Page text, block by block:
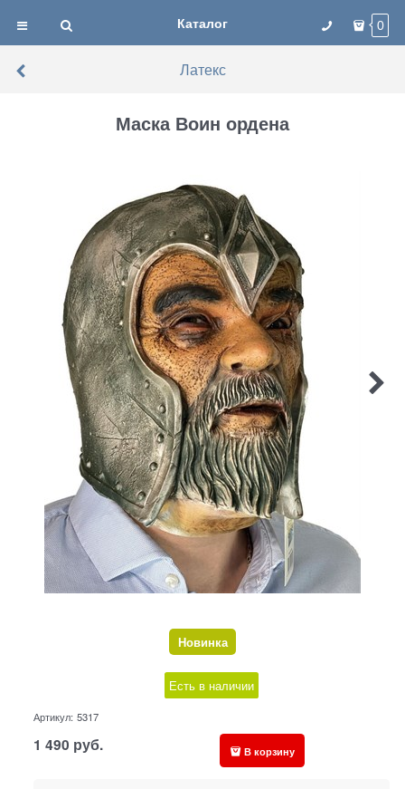
Каталог 0
Латекс
Маска Воин ордена
Новинка
Есть в наличии
Артикул: 5317
1 490 руб. В корзину